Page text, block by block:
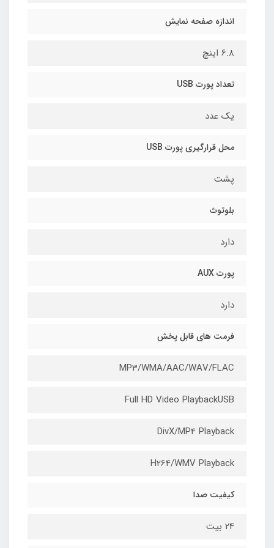
اندازه صفحه نمایش
6.8 اینچ
تعداد پورت USB
یک عدد
محل قرارگیری پورت USB
پشت
بلوتوث
دارد
پورت AUX
دارد
فرمت های قابل پخش
MP3/WMA/AAC/WAV/FLAC
Full HD Video PlaybackUSB
DivX/MP4 Playback
H264/WMV Playback
کیفیت صدا
24 بیت